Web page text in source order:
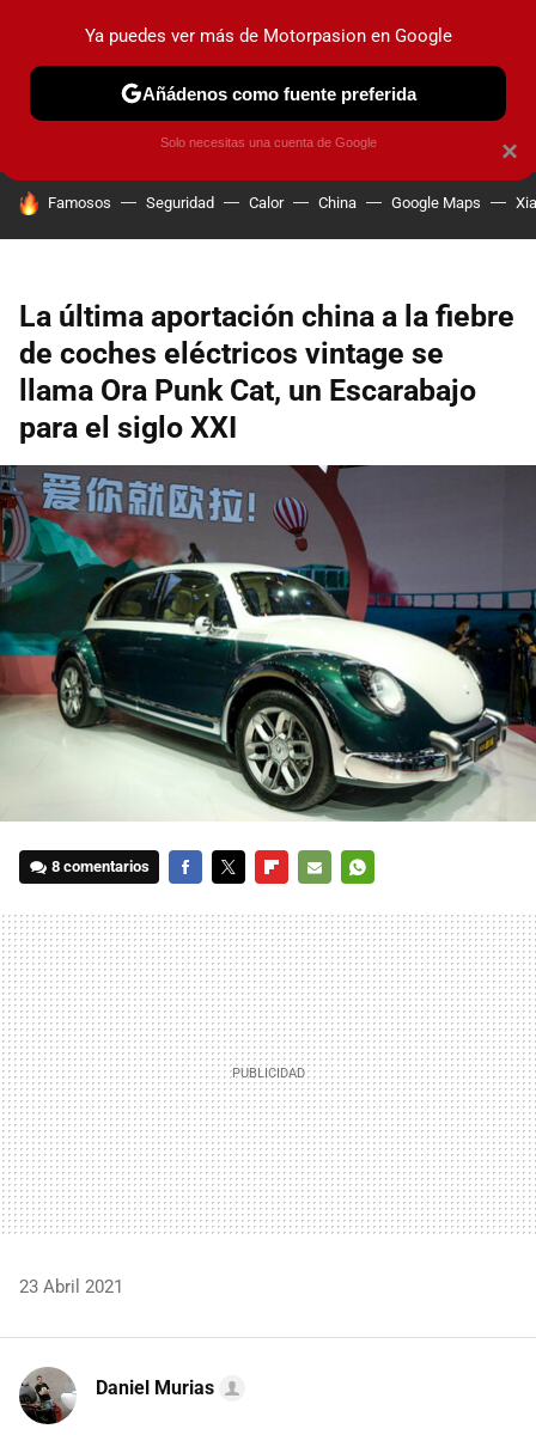
PRUEBAS COCHES ELÉCTRICOS OBSERVATORIO
HOY SE HABLA DE
Famosos Seguridad Calor China Google Maps
La última aportación china a la fiebre
de coches eléctricos vintage se
llama Ora Punk Cat, un Escarabajo
para el siglo XXI
8 comentarios
MAIL
23 Abril 2021
Daniel Murias
×
Ya puedes ver más de Motorpasion en Google
Añádenos como fuente preferida
Solo necesitas una cuenta de Google